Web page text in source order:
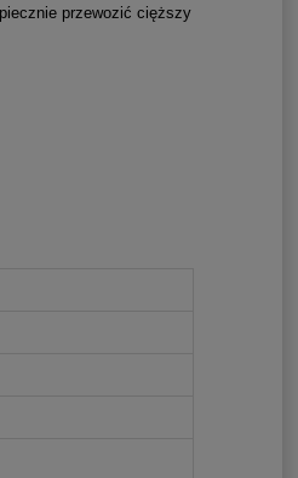
przewozić cięższy